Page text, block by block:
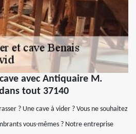
avec Antiquaire M.
tout 37140
? Une cave à vider ? Vous ne souhaitez
vous-mêmes ? Notre entreprise